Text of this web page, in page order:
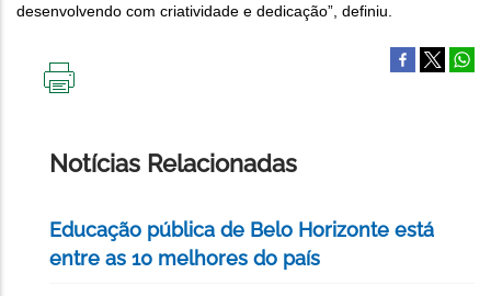
desenvolvendo com criatividade e dedicação”, definiu.
Notícias Relacionadas
Educação pública de Belo Horizonte está
entre as 10 melhores do país